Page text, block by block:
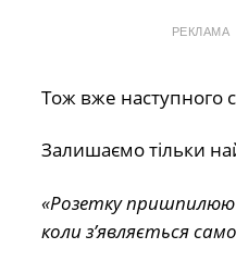
РЕКЛАМА
Тож вже наступного
Залишаємо тільки
«Розетку пришпилюю
коли з’являється